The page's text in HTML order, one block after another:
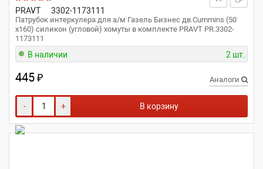
PRAVT 3302-1173111
Патрубок интеркулера для а/м Газель Бизнес дв.Cummins (50
x160) силикон (угловой) хомуты в комплекте PRAVT PR.3302-
1173111
В наличии 2 шт.
445₽ Аналоги
- + В корзину